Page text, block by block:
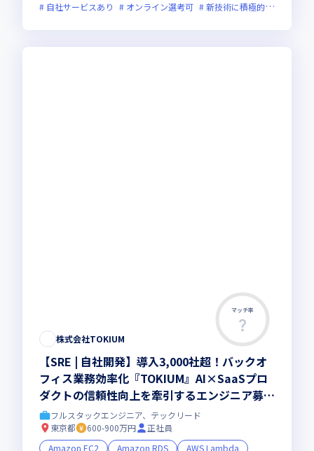
自社サービスあり
オンライン選考可 新技術に積極的
マッチ率
株式会社TOKIUM
【SRE | 自社開発】導入3,000社超！バックオ
フィス業務効率化『TOKIUM』AI×SaaSプロ
ダクトの信頼性向上を牽引するエンジニア募集
| 年間120万円までAIツール補助！
フルスタックエンジニア、テックリード
東京都
600-900万円
正社員
Amazon EC2
Amazon RDS AWS Lambda